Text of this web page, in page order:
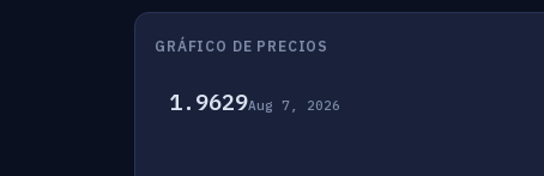
GRÁFICO DE PRECIOS
1.9629Aug 7, 2026